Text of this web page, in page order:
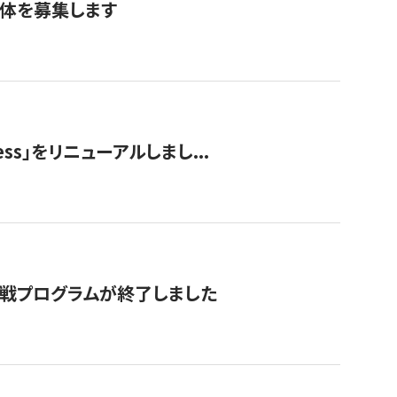
を募集します
」をリニューアルしまし...
プログラムが終了しました